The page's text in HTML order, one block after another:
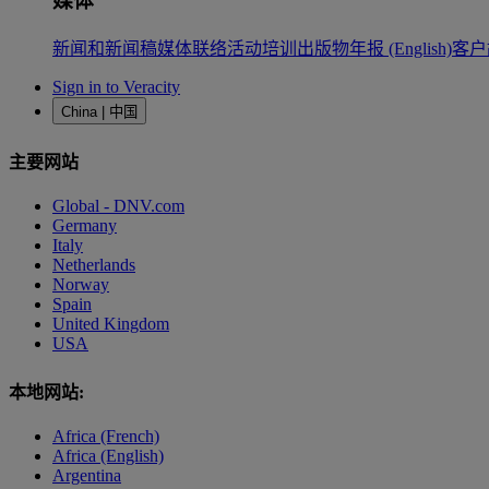
新闻和新闻稿媒体联络活动培训 出版物年报 (English)客
Sign in to Veracity
China | 中国
主要网站
Global - DNV.com
Germany
Italy
Netherlands
Norway
Spain
United Kingdom
USA
本地网站:
Africa (French)
Africa (English)
Argentina